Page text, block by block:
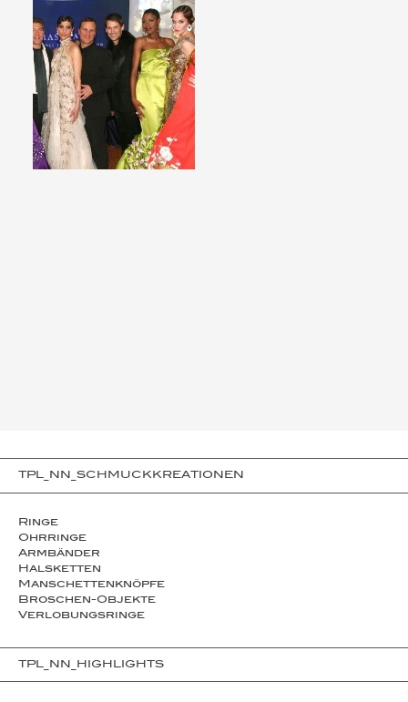
TPL_NN_SCHMUCKKREATIONEN
Ringe
Ohrringe
Armbänder
Halsketten
Man­schet­ten­­knöpfe
Broschen-Objekte
Ver­lo­bungs­­ringe
TPL_NN_HIGHLIGHTS